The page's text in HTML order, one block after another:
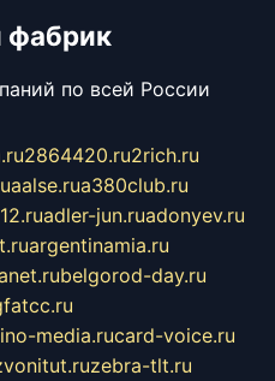
фабрик
по всей России
2864420.ru2rich.ru
aalse.rua380club.ru
adler-jun.ruadonyev.ru
argentinamia.ru
belgorod-day.ru
media.rucard-voice.ru
zebra-tlt.ru